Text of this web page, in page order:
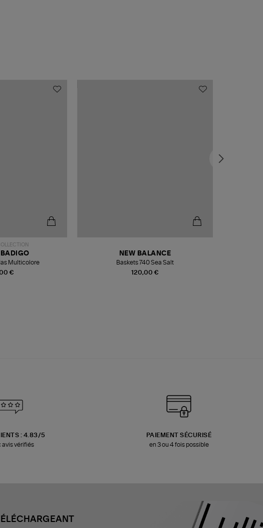
€
Multicolore
120,00 €
NEW BALANCE
Baskets 740 Sea Salt
: 4.83/5
avis vérifiés
PAIEMENT SÉCURISÉ
en 3 ou 4 fois possible